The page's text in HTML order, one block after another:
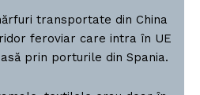
transportate din China
feroviar care intra în UE
prin porturile din Spania.